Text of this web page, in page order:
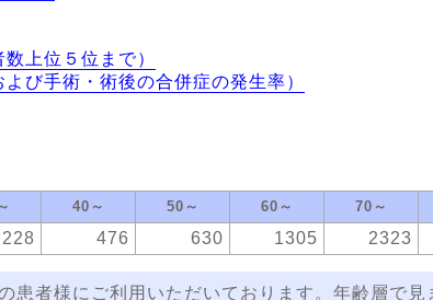
上位５位まで）
び手術・術後の合併症の発生率）
40～ 50～ 60～ 70～
228 476 630 1305 2323
患者様にご利用いただいております。年齢層で見